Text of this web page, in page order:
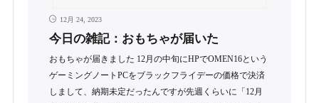
12月 24, 2023
今日の雑記：おもちゃが届いた
おもちゃが届きました 12月の中旬にHPでOMEN16という
ゲーミングノートPCをブラックフライデーの価格で決済
しまして、納期未定だったんですが先週くらいに「12月